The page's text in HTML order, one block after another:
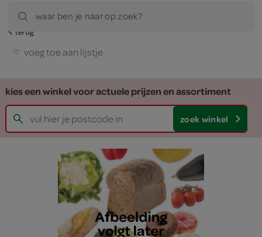
waar ben je naar op zoek?
terug
voeg toe aan lijstje
kies een winkel voor actuele prijzen en assortiment
zoek winkel